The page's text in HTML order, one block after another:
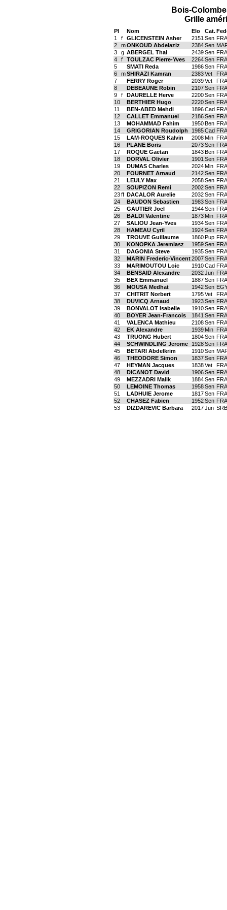
Bois-
Grille
Pl Nom Elo Cat.
1
f GLICENSTEIN Asher 2151 Sen FRA
2
m ONKOUD Abdelaziz 2384 Sen
3
g ABERGEL Thal 2439 Sen FRA
4
f TOULZAC Pierre-Yves 2264 Sen FRA
5
SMATI Reda 1986 Sen FRA
6
m SHIRAZI Kamran 2383 Vet
FRA
7
FERRY Roger 2039 Vet
FRA
8
DEBEAUNE Robin 2107 Sen FRA
9
f DAURELLE Herve 2200 Sen FRA
10
BERTHIER Hugo 2220 Sen FRA
11
BEN-ABED Mehdi 1896 Cad FRA
12
CALLET Emmanuel 2186 Sen FRA
13
MOHAMMAD Fahim 1950 Ben FRA
14
GRIGORIAN Roudolph 1985 Cad FRA
15
LAM-ROQUES Kalvin 2008 Min FRA
16
PLANE Boris 2073 Sen FRA
17
ROQUE Gaetan 1843 Ben FRA
18
DORVAL Olivier 1901 Sen FRA
19
DUMAS Charles 2024 Min FRA
20
FOURNET Arnaud 2142 Sen FRA
21
LEULY Max 2058 Sen FRA
22
SOUPIZON Remi 2002 Sen FRA
23 ff DACALOR Aurelie 2032 Sen FRA
24
BAUDON Sebastien 1983 Sen FRA
25
GAUTIER Joel 1944 Sen FRA
26
BALDI Valentine 1873 Min
FRA
27
SALIOU Jean-Yves 1934 Sen FRA
28
HAMEAU Cyril 1924 Sen FRA
29
TROUVE Guillaume 1860 Pup FRA
30
KONOPKA Jeremiasz 1959 Sen FRA
31
DAGONIA Steve 1935 Sen FRA
32
MARIN Frederic-Vincent 2007 Sen FRA
33
MARIMOUTOU Loic 1910 Cad FRA
34
BENSAID Alexandre 2032 Jun FRA
35
BEX Emmanuel 1887 Sen FRA
36
MOUSA Medhat 1942 Sen
37
CHITRIT Norbert 1795 Vet
FRA
38
DUVICQ Arnaud 1923 Sen FRA
39
BONVALOT Isabelle 1910 Sen FRA
40
BOYER Jean-Francois 1841 Sen FRA
41
VALENCA Mathieu 2108 Sen FRA
42
EK Alexandre 1939 Min
FRA
43
TRUONG Hubert 1804 Sen FRA
44
SCHWINDLING Jerome 1928 Sen FRA
45
BETARI Abdelkrim 1910 Sen
46
THEODORE Simon 1837 Sen FRA
47
HEYMAN Jacques 1838 Vet
FRA
48
DICANOT David 1906 Sen FRA
49
MEZZADRI Malik 1884 Sen FRA
50
LEMOINE Thomas 1958 Sen FRA
51
LADHUIE Jerome 1817 Sen FRA
52
CHASEZ Fabien 1952 Sen FRA
53
DIZDAREVIC Barbara 2017 Jun SRB